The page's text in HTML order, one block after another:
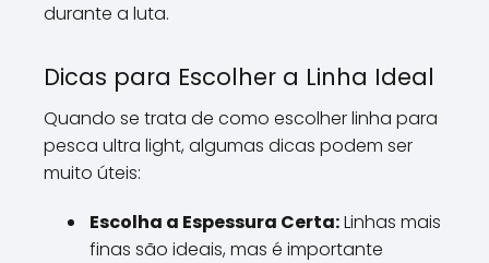
durante a luta.
Dicas para Escolher a Linha Ideal
Quando se trata de como escolher linha para
pesca ultra light, algumas dicas podem ser
muito úteis:
Escolha a Espessura Certa:Linhas mais
finas são ideais, mas é importante